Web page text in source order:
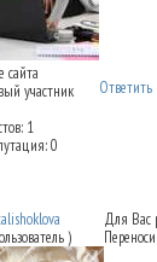
сайта
участник
1
0
Ответить
)
Для Вас